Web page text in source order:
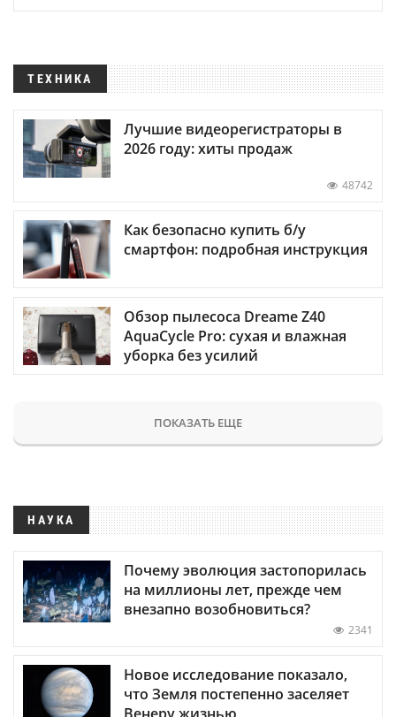
ТЕХНИКА
Лучшие видеорегистраторы в
2026 году: хиты продаж
48742
Как безопасно купить б/у
смартфон: подробная инструкция
Обзор пылесоса Dreame Z40
AquaCycle Pro: сухая и влажная
уборка без усилий
ПОКАЗАТЬ ЕЩЕ
НАУКА
Почему эволюция застопорилась
на миллионы лет, прежде чем
внезапно возобновиться?
2341
Новое исследование показало,
что Земля постепенно заселяет